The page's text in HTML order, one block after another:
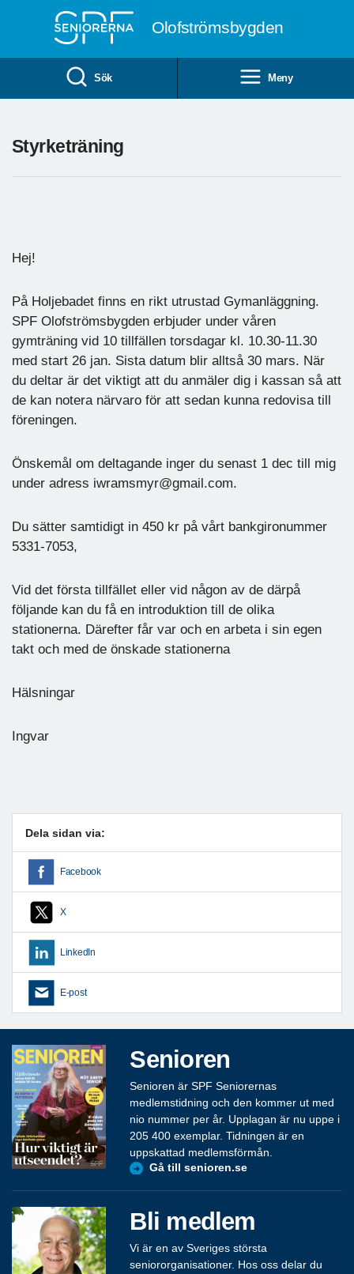
Olofströmsbygden
Sök Meny
Styrketräning
Hej!
På Holjebadet finns en rikt utrustad Gymanläggning.
SPF Olofströmsbygden erbjuder under våren
gymträning vid 10 tillfällen torsdagar kl. 10.30-11.30
med start 26 jan. Sista datum blir alltså 30 mars. När
du deltar är det viktigt att du anmäler dig i kassan så att
de kan notera närvaro för att sedan kunna redovisa till
föreningen.
Önskemål om deltagande inger du senast 1 dec till mig
under adress iwramsmyr@gmail.com.
Du sätter samtidigt in 450 kr på vårt bankgironummer
5331-7053,
Vid det första tillfället eller vid någon av de därpå
följande kan du få en introduktion till de olika
stationerna. Därefter får var och en arbeta i sin egen
takt och med de önskade stationerna
Hälsningar
Ingvar
Dela sidan via:
Facebook
X
LinkedIn
E-post
Senioren
Senioren är SPF Seniorernas
medlemstidning och den kommer ut med
nio nummer per år. Upplagan är nu uppe i
205 400 exemplar. Tidningen är en
uppskattad medlemsförmån.
Gå till senioren.se
Bli medlem
Vi är en av Sveriges största
seniororganisationer. Hos oss delar du